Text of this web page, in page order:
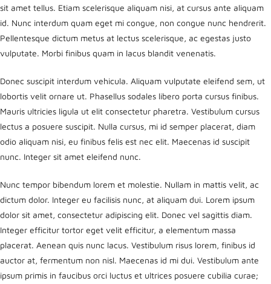
sit amet tellus. Etiam scelerisque aliquam nisi, at cursus ante aliquam
id. Nunc interdum quam eget mi congue, non congue nunc hendrerit.
Pellentesque dictum metus at lectus scelerisque, ac egestas justo
vulputate. Morbi finibus quam in lacus blandit venenatis.
Donec suscipit interdum vehicula. Aliquam vulputate eleifend sem, ut
lobortis velit ornare ut. Phasellus sodales libero porta cursus finibus.
Mauris ultricies ligula ut elit consectetur pharetra. Vestibulum cursus
lectus a posuere suscipit. Nulla cursus, mi id semper placerat, diam
odio aliquam nisi, eu finibus felis est nec elit. Maecenas id suscipit
nunc. Integer sit amet eleifend nunc.
Nunc tempor bibendum lorem et molestie. Nullam in mattis velit, ac
dictum dolor. Integer eu facilisis nunc, at aliquam dui. Lorem ipsum
dolor sit amet, consectetur adipiscing elit. Donec vel sagittis diam.
Integer efficitur tortor eget velit efficitur, a elementum massa
placerat. Aenean quis nunc lacus. Vestibulum risus lorem, finibus id
auctor at, fermentum non nisl. Maecenas id mi dui. Vestibulum ante
ipsum primis in faucibus orci luctus et ultrices posuere cubilia curae;